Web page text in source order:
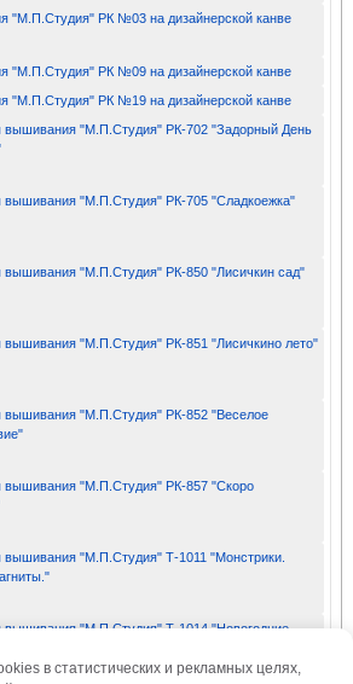
"М.П.Студия" РК №03 на дизайнерской канве
"М.П.Студия" РК №09 на дизайнерской канве
"М.П.Студия" РК №19 на дизайнерской канве
вышивания "М.П.Студия" РК-702 "Задорный День
вышивания "М.П.Студия" РК-705 "Сладкоежка"
вышивания "М.П.Студия" РК-850 "Лисичкин сад"
вышивания "М.П.Студия" РК-851 "Лисичкино лето"
вышивания "М.П.Студия" РК-852 "Веселое
вышивания "М.П.Студия" РК-857 "Скоро
вышивания "М.П.Студия" Т-1011 "Монстрики.
вышивания "М.П.Студия" Т-1014 "Новогодние
в статистических и рекламных целях,